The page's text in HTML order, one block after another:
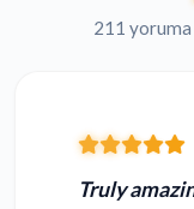
211 yoruma
Truly